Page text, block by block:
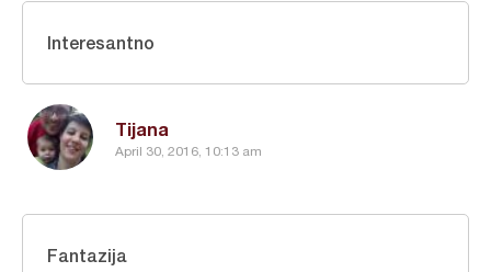
Tijana
April 30, 2016, 10:13 am
Interesantno
Fantazija